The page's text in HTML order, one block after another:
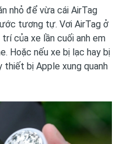
nhỏ để vừa cái AirTag
tương tự. Vơi AirTag ở
của xe lần cuối anh em
Hoặc nếu xe bị lạc hay bị
thiết bị Apple xung quanh